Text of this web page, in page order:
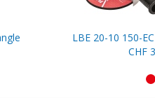
LBE 20-10 150-
CHF
1